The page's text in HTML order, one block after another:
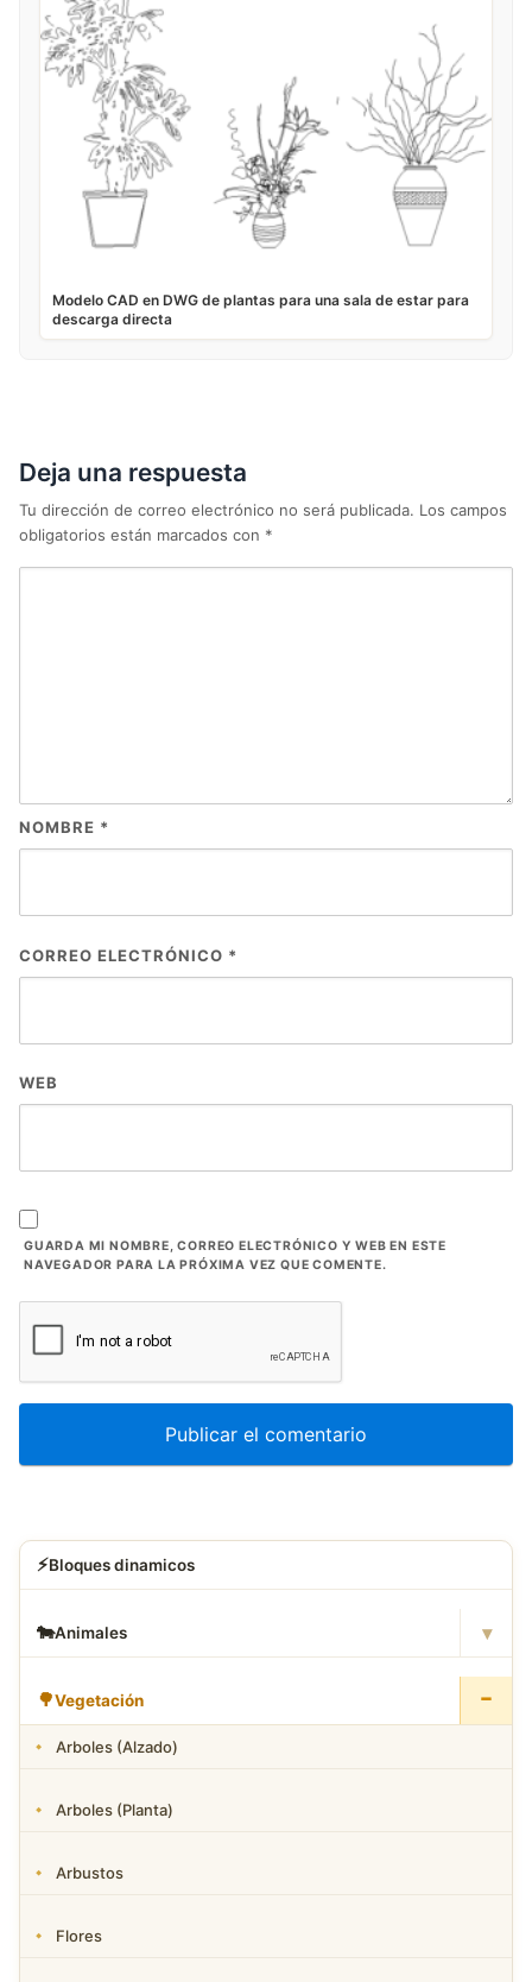
Modelo CAD en DWG de plantas para una sala de estar para
descarga directa
Deja una respuesta
Tu dirección de correo electrónico no será publicada. Los campos
obligatorios están marcados con *
NOMBRE *
CORREO ELECTRÓNICO *
WEB
GUARDA MI NOMBRE, CORREO ELECTRÓNICO Y WEB EN ESTE
NAVEGADOR PARA LA PRÓXIMA VEZ QUE COMENTE.
⚡Bloques dinamicos
🐄Animales ▾
🌳Vegetación −
Arboles (Alzado)
Arboles (Planta)
Arbustos
Flores